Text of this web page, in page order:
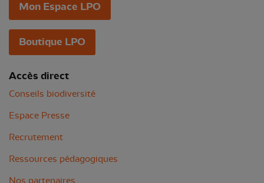
Mon Espace LPO
Boutique LPO
Accès direct
Conseils biodiversité
Espace Presse
Recrutement
Ressources pédagogiques
Nos partenaires